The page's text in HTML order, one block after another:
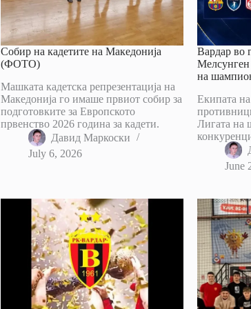
Собир на кадетите на Македонија
(ФОТО)
Машката кадетска репрезентација на
Македонија го имаше првиот собир за
подготовките за Европското
првенство 2026 година за кадети.
Давид Маркоски
July 6, 2026
Вардар во
на
Екипата
Лигата на
June